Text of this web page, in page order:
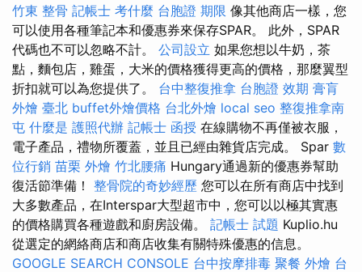
竹東 整骨 記帳士 考什麼 台胞證 期限 像其他商店一樣，您
可以使用各種筆記本和優惠券來保存SPAR。 此外，SPAR
代碼也不可以忽略不計。 公司設立 如果您想以牛奶，茶
點，麵包店，雞蛋，大米的價格獲得更高的價格，那麼翼型
折扣就可以為您提供了。 台中整復推拿 台胞證 效期 膏肓
外燴 臺北 buffet外燴價格 台北外燴 local seo 整復推拿南
屯 什麼是 護照代辦 記帳士 函授 在線購物不再僅被衣服，
電子產品，禮物所覆蓋，並且已經由雜貨店完成。 Spar 數
位行銷 苗栗 外燴 竹北腰痛 Hungary通過新的優惠券幫助
復活節準備！ 整骨院的奇妙經歷 您可以在所有商店中找到
大多數產品，在Interspar大型超市中，您可以以極其實惠
的價格購買各種遊戲和廚房設備。 記帳士 試題 Kuplio.hu
從選定的網絡商店和商店收集有關特殊優惠的信息。
GOOGLE SEARCH CONSOLE 台中按摩排毒 聚餐 外燴 台